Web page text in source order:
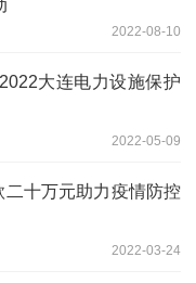
2022-08-10
大连电力设施保护
2022-05-09
十万元助力疫情防控
2022-03-24